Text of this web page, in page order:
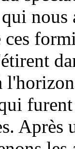
nous
Après